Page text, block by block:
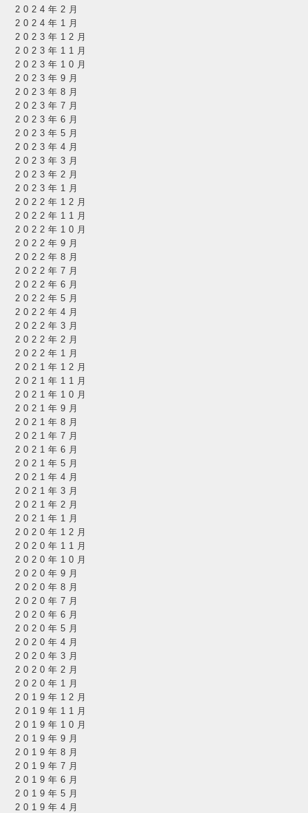
2024年2月
2024年1月
2023年12月
2023年11月
2023年10月
2023年9月
2023年8月
2023年7月
2023年6月
2023年5月
2023年4月
2023年3月
2023年2月
2023年1月
2022年12月
2022年11月
2022年10月
2022年9月
2022年8月
2022年7月
2022年6月
2022年5月
2022年4月
2022年3月
2022年2月
2022年1月
2021年12月
2021年11月
2021年10月
2021年9月
2021年8月
2021年7月
2021年6月
2021年5月
2021年4月
2021年3月
2021年2月
2021年1月
2020年12月
2020年11月
2020年10月
2020年9月
2020年8月
2020年7月
2020年6月
2020年5月
2020年4月
2020年3月
2020年2月
2020年1月
2019年12月
2019年11月
2019年10月
2019年9月
2019年8月
2019年7月
2019年6月
2019年5月
2019年4月